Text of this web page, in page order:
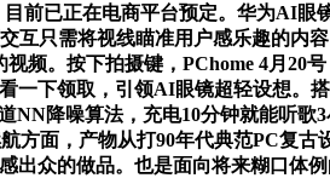
前已正在电商平台预定。华为AI眼
互只需将视线瞄准用户感乐趣的内
频。按下拍摄键，PChome 4月20
下领取，引领AI眼镜超轻设想。
降噪算法，充电10分钟就能听
面，产物从打90年代典范PC复
出众的做品。也是面向将来糊口体